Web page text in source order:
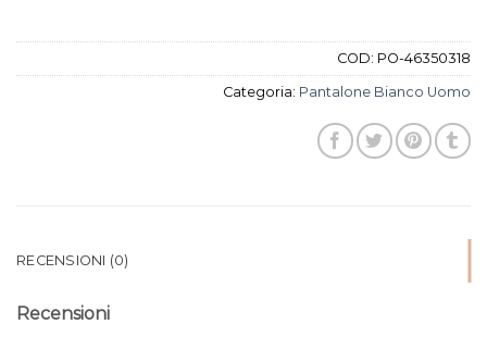
COD: PO-46350318
Categoria: Pantalone Bianco Uomo
RECENSIONI (0)
Recensioni